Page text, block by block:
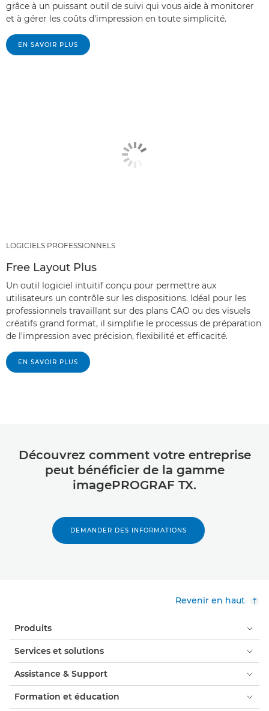
grâce à un puissant outil de suivi qui vous aide à monitorer
et à gérer les coûts d'impression en toute simplicité.
EN SAVOIR PLUS
LOGICIELS PROFESSIONNELS
Free Layout Plus
Un outil logiciel intuitif conçu pour permettre aux
utilisateurs un contrôle sur les dispositions. Idéal pour les
professionnels travaillant sur des plans CAO ou des visuels
créatifs grand format, il simplifie le processus de préparation
de l'impression avec précision, flexibilité et efficacité.
EN SAVOIR PLUS
Découvrez comment votre entreprise
peut bénéficier de la gamme
imagePROGRAF TX.
DEMANDER DES INFORMATIONS
Revenir en haut
Produits
Services et solutions
Assistance & Support
Formation et éducation